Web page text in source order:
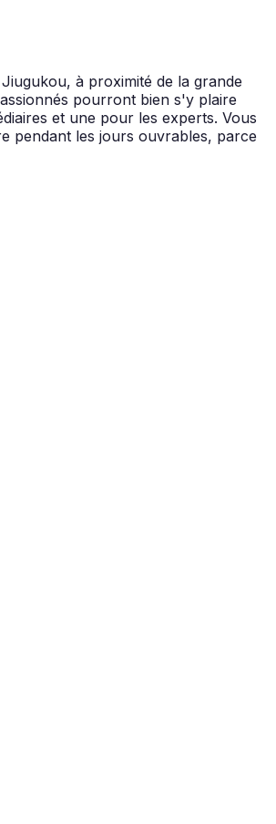
à proximité de la grande
pourront bien s'y plaire
et une pour les experts. Vous
pendant les jours ouvrables, parce